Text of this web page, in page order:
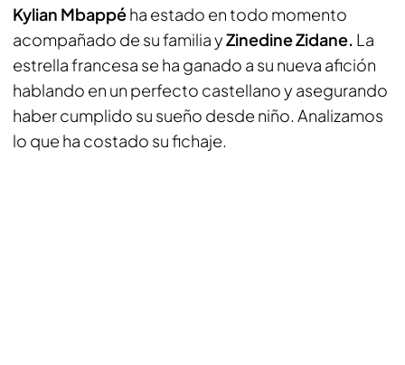
Kylian Mbappéha estado en todo momento
acompañado de su familia yZinedine Zidane. La
estrella francesa se ha ganado a su nueva afición
hablando en un perfecto castellano y asegurando
haber cumplido su sueño desde niño. Analizamos
lo que ha costado su fichaje.